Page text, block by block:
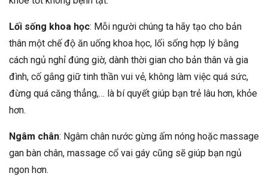
Lối sống khoa học: Mỗi người chúng ta hãy tạo cho bản
thân một chế độ ăn uống khoa học, lối sống hợp lý bằng
cách ngủ nghỉ đúng giờ, dành thời gian cho bản thân và gia
đình, cố gắng giữ tinh thần vui vẻ, không làm việc quá sức,
đừng quá căng thẳng,… là bí quyết giúp bạn trẻ lâu hơn, khỏe
hơn.
Ngâm chân: Ngâm chân nước gừng ấm nóng hoặc massage
gan bàn chân, massage cổ vai gáy cũng sẽ giúp bạn ngủ
ngon hơn.